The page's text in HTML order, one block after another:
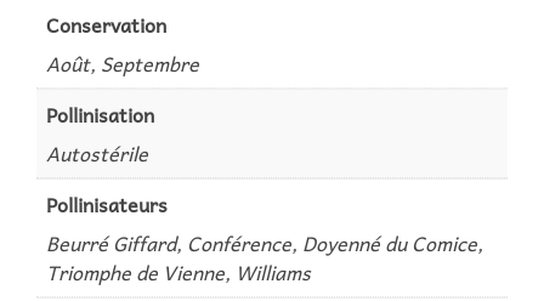
Conservation
Août, Septembre
Pollinisation
Autostérile
Pollinisateurs
Beurré Giffard, Conférence, Doyenné du Comice,
Triomphe de Vienne, Williams